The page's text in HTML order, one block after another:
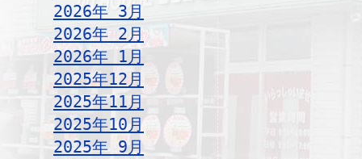
2026年 3月
2026年 2月
2026年 1月
2025年12月
2025年11月
2025年10月
2025年 9月